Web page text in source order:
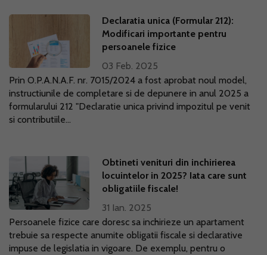
Declaratia unica (Formular 212):
Modificari importante pentru
persoanele fizice
03 Feb. 2025
Prin O.P.A.N.A.F. nr. 7015/2024 a fost aprobat noul model,
instructiunile de completare si de depunere in anul 2025 a
formularului 212 "Declaratie unica privind impozitul pe venit
si contributiile...
Obtineti venituri din inchirierea
locuintelor in 2025? Iata care sunt
obligatiile fiscale!
31 Ian. 2025
Persoanele fizice care doresc sa inchirieze un apartament
trebuie sa respecte anumite obligatii fiscale si declarative
impuse de legislatia in vigoare. De exemplu, pentru o